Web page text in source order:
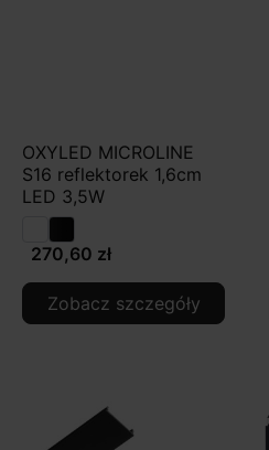
OXYLED MICROLINE
S16 reflektorek 1,6cm
LED 3,5W
270,60 zł
Zobacz szczegóły